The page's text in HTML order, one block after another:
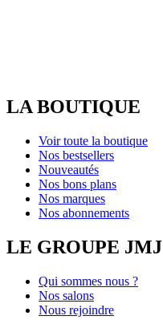
LA BOUTIQUE
Voir toute la boutique
Nos bestsellers
Nouveautés
Nos bons plans
Nos marques
Nos abonnements
LE GROUPE JMJ
Qui sommes nous ?
Nos salons
Nous rejoindre